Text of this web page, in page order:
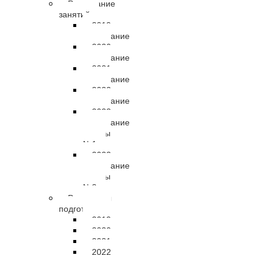
Расписание
занятий
2019
расписание
2020
расписание
2021
расписание
2022
расписание
2023
расписание
группы
№1
2023
расписание
группы
№2
Результаты
подготовки
2019
2020
2021
2022